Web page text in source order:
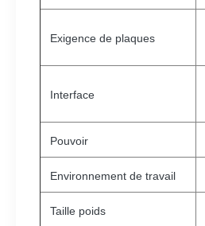
Exigence de plaques
Interface
Pouvoir
Environnement de travail
Taille poids